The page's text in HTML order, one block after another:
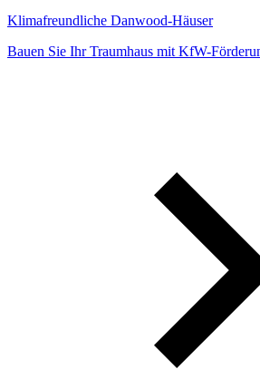
Klimafreundliche Danwood-Häuser
Bauen Sie Ihr Traumhaus mit KfW-